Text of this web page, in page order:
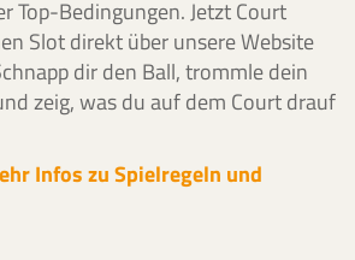
Top-Bedingungen. Jetzt Court
Slot direkt über unsere Website
dir den Ball, trommle dein
zeig, was du auf dem Court drauf
Infos zu Spielregeln und